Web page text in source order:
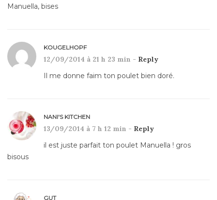
Manuella, bises
KOUGELHOPF
12/09/2014 à 21 h 23 min - Reply
Il me donne faim ton poulet bien doré.
NANI'S KITCHEN
13/09/2014 à 7 h 12 min - Reply
il est juste parfait ton poulet Manuella ! gros
bisous
GUT